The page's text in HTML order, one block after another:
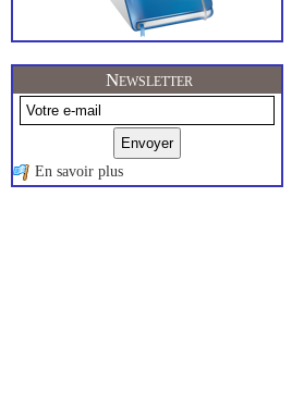
Newsletter
En savoir plus